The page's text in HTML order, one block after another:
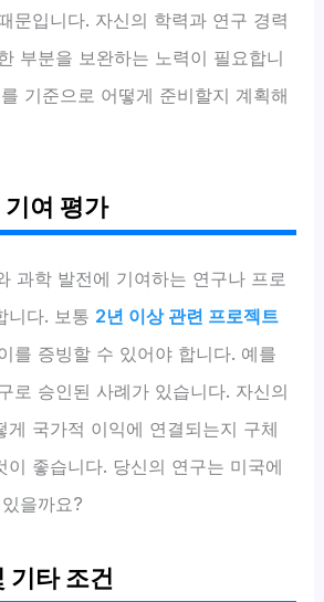
문입니다. 자신의 학력과 연구 경력
부분을 보완하는 노력이 필요합니
기준으로 어떻게 준비할지 계획해
여 평가
과학 발전에 기여하는 연구나 프로
니다. 보통 2년 이상 관련 프로젝트
를 증빙할 수 있어야 합니다. 예를
로 승인된 사례가 있습니다. 자신의
게 국가적 이익에 연결되는지 구체
이 좋습니다. 당신의 연구는 미국에
을까요?
기타 조건